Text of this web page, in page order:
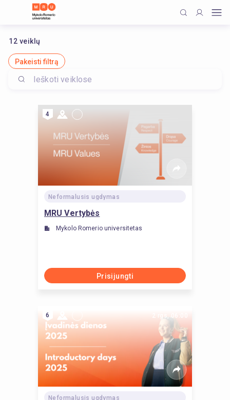
12 veiklų
Pakeisti filtrą
4
Neformalusis ugdymas
MRU Vertybės
Mykolo Romerio universitetas
Prisijungti
6 2 rgs, 06:00
Neformalusis ugdymas